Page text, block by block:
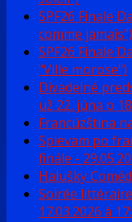
SPF26 Finale
comme jamais")
SPF26 Finale
"Ville morose")
Divadelné
už 22. júna o
Francúzština
Spievam po
finále -
Halušky
Soirée
17.03.2026 à